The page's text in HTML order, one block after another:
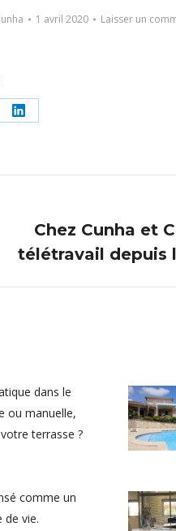
1 avril 2020 Laisser un
Partager
LinkedIn
Chez Cunha et
télétravail depuis
dans le
ou manuelle,
terrasse ?
comme un
de vie.